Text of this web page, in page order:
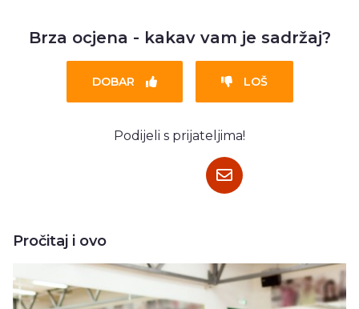
Brza ocjena - kakav vam je sadržaj?
DOBAR LOŠ
Podijeli s prijateljima!
Pročitaj i ovo